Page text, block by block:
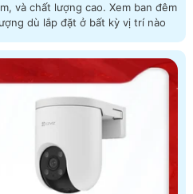
lượng cao. Xem ban đêm
dù lắp đặt ở bất kỳ vị trí nào